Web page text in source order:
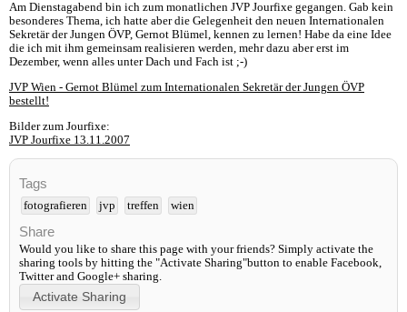
Am Dienstagabend bin ich zum monatlichen JVP Jourfixe gegangen. Gab kein
besonderes Thema, ich hatte aber die Gelegenheit den neuen Internationalen
Sekretär der Jungen ÖVP, Gernot Blümel, kennen zu lernen! Habe da eine Idee
die ich mit ihm gemeinsam realisieren werden, mehr dazu aber erst im
Dezember, wenn alles unter Dach und Fach ist ;-)
JVP Wien - Gernot Blümel zum Internationalen Sekretär der Jungen ÖVP
bestellt!
Bilder zum Jourfixe:
JVP Jourfixe 13.11.2007
Tags
fotografieren jvp treffen wien
Share
Would you like to share this page with your friends? Simply activate the
sharing tools by hitting the "Activate Sharing"button to enable Facebook,
Twitter and Google+ sharing.